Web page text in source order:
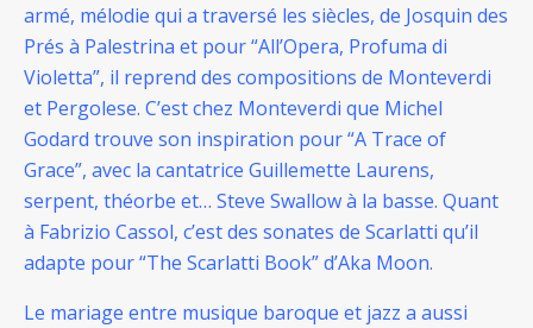
armé, mélodie qui a traversé les siècles, de Josquin des
Prés à Palestrina et pour “All’Opera, Profuma di
Violetta”, il reprend des compositions de Monteverdi
et Pergolese. C’est chez Monteverdi que Michel
Godard trouve son inspiration pour “A Trace of
Grace”, avec la cantatrice Guillemette Laurens,
serpent, théorbe et… Steve Swallow à la basse. Quant
à Fabrizio Cassol, c’est des sonates de Scarlatti qu’il
adapte pour “The Scarlatti Book” d’Aka Moon.
Le mariage entre musique baroque et jazz a aussi